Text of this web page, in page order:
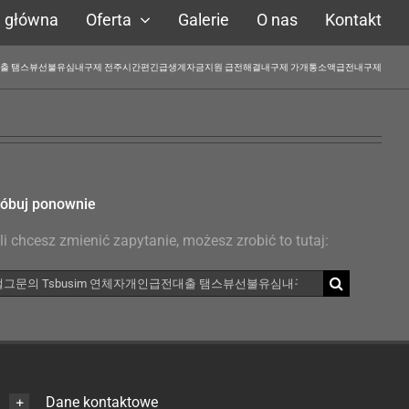
Oferta Galerie O nas Kontakt
탬스뷰선불유심내구제 전주시간편긴급생계자금지원 급전해결내구제 가개통소액급전내구제
ponownie
chcesz zmienić zapytanie, możesz zrobić to tutaj:
Dane kontaktowe